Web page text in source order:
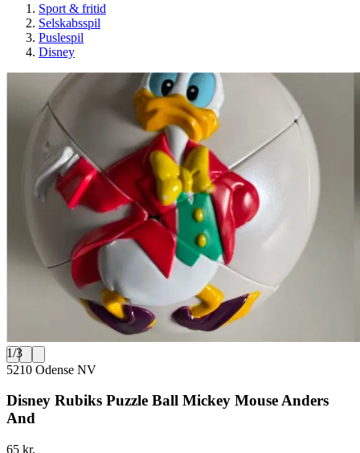
Sport & fritid
Selskabsspil
Puslespil
Disney
1/3
5210 Odense NV
Disney Rubiks Puzzle Ball Mickey Mouse Anders
And
65 kr.